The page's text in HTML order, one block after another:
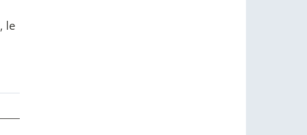
, le